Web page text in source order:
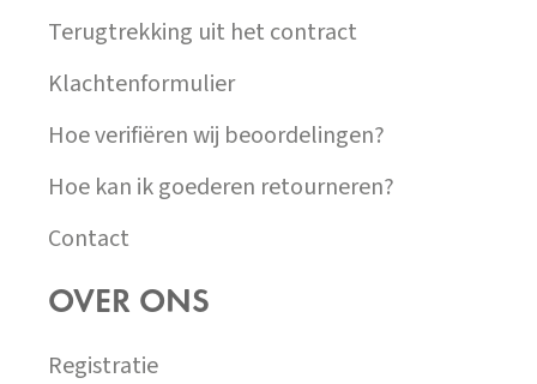
Terugtrekking uit het contract
Klachtenformulier
Hoe verifiëren wij beoordelingen?
Hoe kan ik goederen retourneren?
Contact
OVER ONS
Registratie